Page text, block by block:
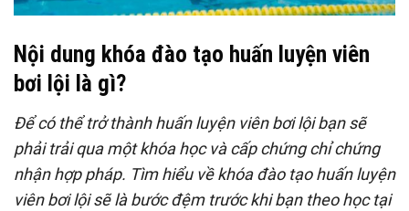
Nội dung khóa đào tạo huấn luyện viên
bơi lội là gì?
Để có thể trở thành huấn luyện viên bơi lội bạn sẽ
phải trải qua một khóa học và cấp chứng chỉ chứng
nhận hợp pháp. Tìm hiểu về khóa đào tạo huấn luyện
viên bơi lội sẽ là bước đệm trước khi bạn theo học tại